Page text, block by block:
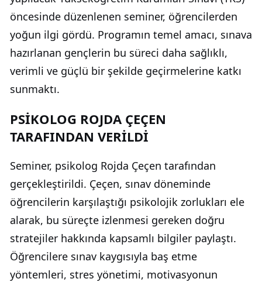
öncesinde düzenlenen seminer, öğrencilerden
yoğun ilgi gördü. Programın temel amacı, sınava
hazırlanan gençlerin bu süreci daha sağlıklı,
verimli ve güçlü bir şekilde geçirmelerine katkı
sunmaktı.
PSİKOLOG ROJDA ÇEÇEN
TARAFINDAN VERİLDİ
Seminer, psikolog Rojda Çeçen tarafından
gerçekleştirildi. Çeçen, sınav döneminde
öğrencilerin karşılaştığı psikolojik zorlukları ele
alarak, bu süreçte izlenmesi gereken doğru
stratejiler hakkında kapsamlı bilgiler paylaştı.
Öğrencilere sınav kaygısıyla baş etme
yöntemleri, stres yönetimi, motivasyonun